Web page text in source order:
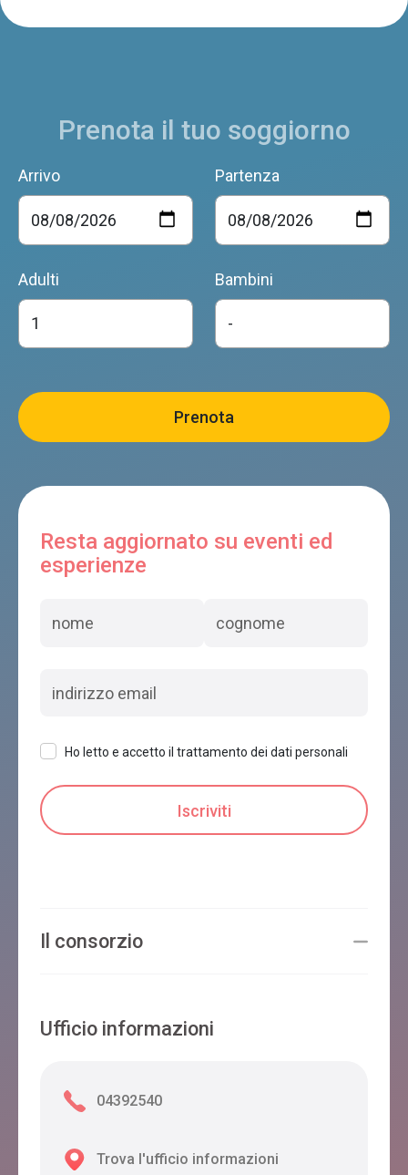
Prenota il tuo soggiorno
Arrivo Partenza
Adulti Bambini
Resta aggiornato su eventi ed
esperienze
Ho letto e accetto il trattamento dei dati personali
Il consorzio
Ufficio informazioni
04392540
Trova l'ufficio informazioni